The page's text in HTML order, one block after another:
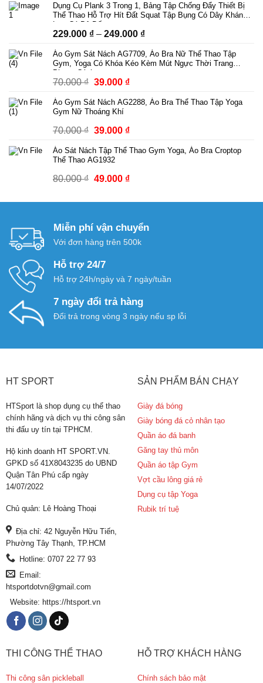
là:
89.000 ₫.
tại
69.000 ₫.
Dụng Cụ Plank 3 Trong 1, Bảng Tập Chống Đẩy Thiết Bị
Thể Thao Hỗ Trợ Hít Đất Squat Tập Bụng Có Dây Kháng
Lực Có Bộ Đếm
229.000 ₫ – 249.000 ₫Khoảng
từ
229.000 ₫
Áo Gym Sát Nách AG7709, Áo Bra Nữ Thể Thao Tập
Gym, Yoga Có Khóa Kéo Kèm Mút Ngực Thời Trang
Phong Cách
70.000₫ Giá
là:
70.000 ₫.
39.000 ₫Giá
tại
39.000 ₫.
Áo Gym Sát Nách AG2288, Áo Bra Thể Thao Tập Yoga
Gym Nữ Thoáng Khí
70.000₫ Giá
là:
39.000 ₫Giá
tại
39.000 ₫.
Áo Sát Nách Tập Thể Thao Gym Yoga, Áo Bra Croptop
Thể Thao AG1932
80.000₫ Giá
là:
49.000 ₫Giá
tại
49.000 ₫.
Miễn phí vận chuyển
Với đơn hàng trên 500k
Hỗ trợ 24/7
Hỗ trợ 24h/ngày và 7 ngày/tuần
7 ngày đổi trả hàng
Đổi trả trong vòng 3 ngày nếu sp lỗi
HT SPORT
HTSport là shop dụng cụ thể thao
chính hãng và dịch vụ thi công sân
thi đấu uy tín tại TPHCM.
Hộ kinh doanh HT SPORT.VN.
GPKD số 41X8043235 do UBND
Quận Tân Phú cấp ngày
14/07/2022
Chủ quản: Lê Hoàng Thoại
Địa chỉ: 42 Nguyễn Hữu Tiến,
Phường Tây Thạnh, TP.HCM
Hotline: 0707 22 77 93
Email:
htsportdotvn@gmail.com
Website: https://htsport.vn
SẢN PHẨM BÁN CHẠY
Giày đá bóng
Giày bóng đá cỏ nhân tạo
Quần áo đá banh
Găng tay thủ môn
Quần áo tập Gym
Vợt cầu lông giá rẻ
Dụng cụ tập Yoga
Rubik trí tuệ
THI CÔNG THỂ THAO
Thi công sân pickleball
HỖ TRỢ KHÁCH HÀNG
Chính sách bảo mật